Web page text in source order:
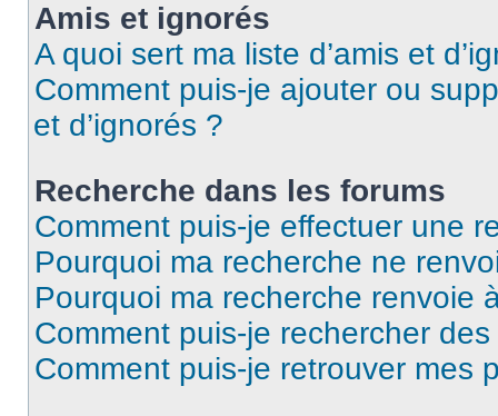
Amis et ignorés
A quoi sert ma liste d’amis et
Comment puis-je ajouter ou
et d’ignorés ?
Recherche dans les forums
Comment puis-je effectuer une
Pourquoi ma recherche ne
Pourquoi ma recherche renvoie
Comment puis-je rechercher
Comment puis-je retrouver mes